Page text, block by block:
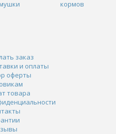
кормов
заказ
и оплаты
оферты
товара